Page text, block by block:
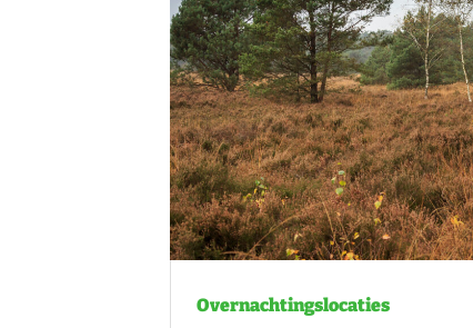
Overnachtingslocaties